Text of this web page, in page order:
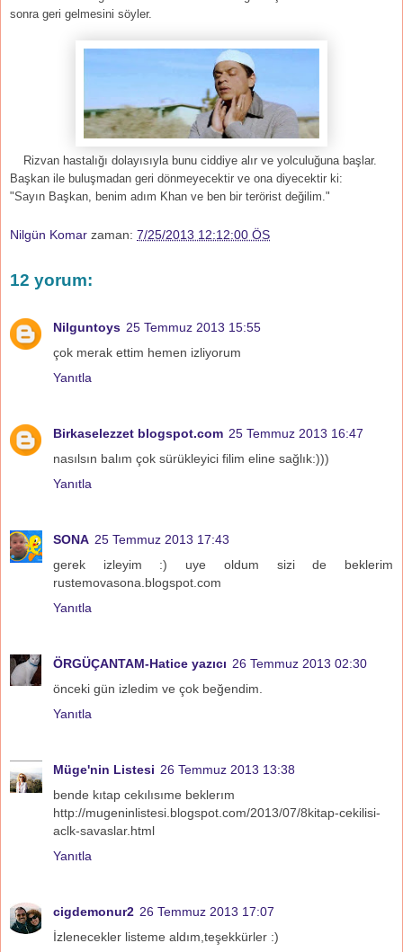
sonra geri gelmesini söyler.
Rizvan hastalığı dolayısıyla bunu ciddiye alır ve yolculuğuna başlar.
Başkan ile buluşmadan geri dönmeyecektir ve ona diyecektir ki:
"Sayın Başkan, benim adım Khan ve ben bir terörist değilim."
Nilgün Komar zaman: 7/25/2013 12:12:00 ÖS
12 yorum:
Nilguntoys 25 Temmuz 2013 15:55
çok merak ettim hemen izliyorum
Yanıtla
Birkaselezzet blogspot.com 25 Temmuz 2013 16:47
nasılsın balım çok sürükleyici filim eline sağlık:)))
Yanıtla
SONA 25 Temmuz 2013 17:43
gerek izleyim :) uye oldum sizi de beklerim
rustemovasona.blogspot.com
Yanıtla
ÖRGÜÇANTAM-Hatice yazıcı 26 Temmuz 2013 02:30
önceki gün izledim ve çok beğendim.
Yanıtla
Müge'nin Listesi 26 Temmuz 2013 13:38
bende kıtap cekılısıme beklerım
http://mugeninlistesi.blogspot.com/2013/07/8kitap-cekilisi-
aclk-savaslar.html
Yanıtla
cigdemonur2 26 Temmuz 2013 17:07
İzlenecekler listeme aldım,teşekkürler :)